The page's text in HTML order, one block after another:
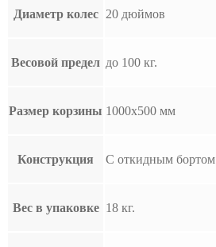
Диаметр колес 20 дюймов
Весовой предел до 100 кг.
Размер корзины 1000х500 мм
Конструкция С откидным бортом
Вес в упаковке 18 кг.